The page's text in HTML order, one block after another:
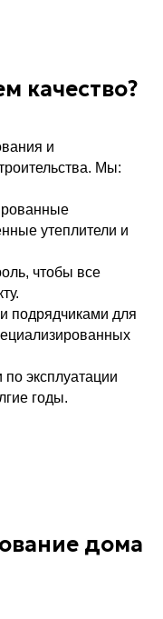
качество?
и
Мы:
утеплители и
чтобы все
подрядчиками для
эксплуатации
годы.
дома